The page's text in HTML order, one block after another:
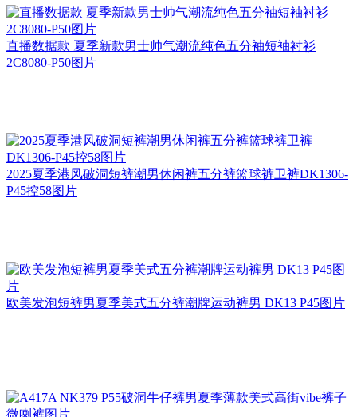
直播数据款 夏季新款男士帅气潮流纯色五分袖短袖衬衫
2C8080-P50图片
2025夏季港风破洞短裤潮男休闲裤五分裤篮球裤卫裤DK1306-
P45控58图片
欧美发泡短裤男夏季美式五分裤潮牌运动裤男 DK13 P45图片